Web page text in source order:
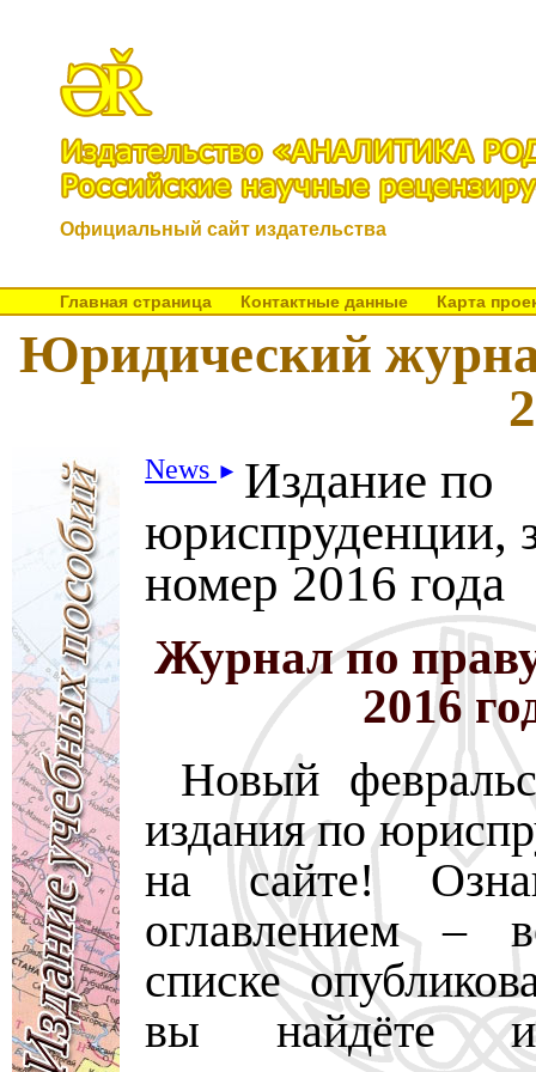
Официальный сайт издательства
Главная страница Контактные данные Карта
Юридический
News ► Издание по
юриспруденции,
номер 2016 года
Журнал по
2016
Новый
издания по
на сайте!
оглавлением –
списке
вы найдёте